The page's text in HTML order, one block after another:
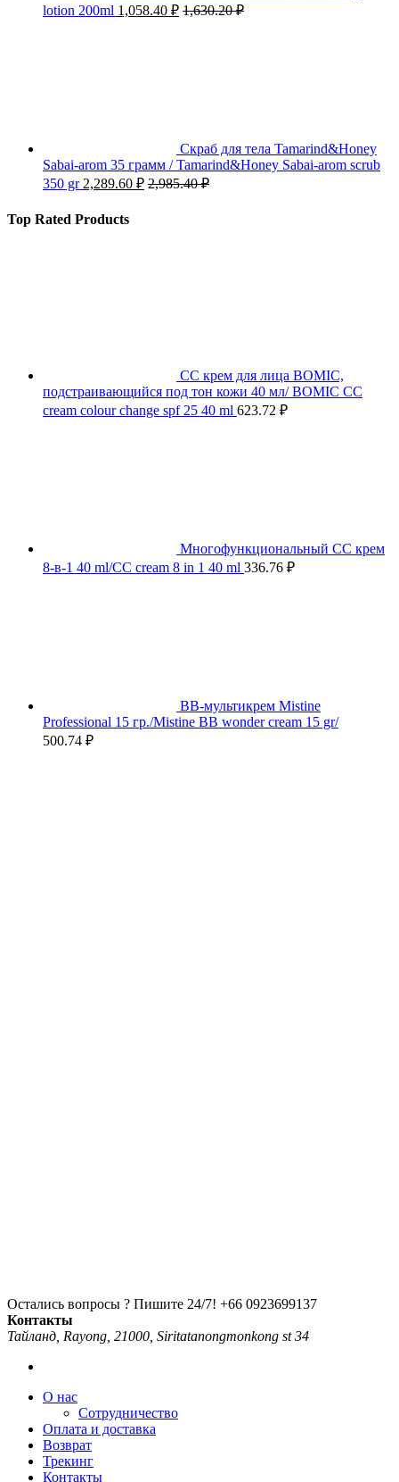
lotion 200ml 1,058.40 ₽ 1,630.20₽
Скраб для тела Tamarind&Honey
Sabai-arom 35 грамм / Tamarind&Honey Sabai-arom scrub
350 gr 2,289.60 ₽ 2,985.40₽
Top Rated Products
СС крем для лица BOMIC,
подстраивающийся под тон кожи 40 мл/ BOMIC CC
cream colour change spf 25 40 ml 623.72 ₽
Многофункциональный СС крем
8-в-1 40 ml/CC cream 8 in 1 40 ml 336.76 ₽
BB-мультикрем Mistine
Professional 15 гр./Mistine BB wonder cream 15 gr/
500.74 ₽
Остались вопросы ? Пишите 24/7! +66 0923699137
Контакты
Тайланд, Rayong, 21000, Siritatanongmonkong st 34
О нас
Сотрудничество
Оплата и доставка
Возврат
Трекинг
Контакты